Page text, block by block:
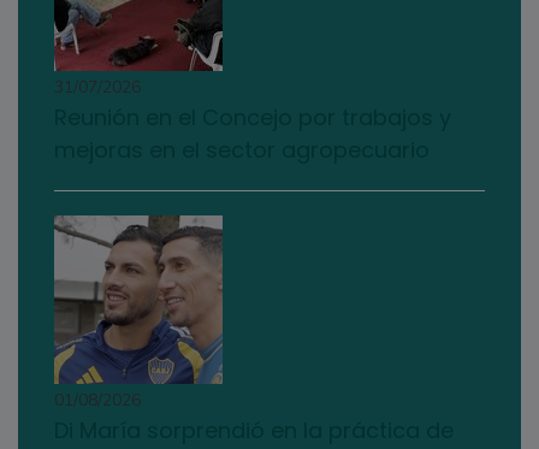
31/07/2026
01/08/2026